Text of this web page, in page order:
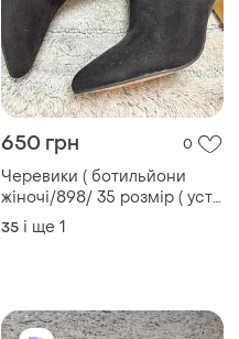
650 грн 0
Черевики ( ботильйони
жіночі/898/ 35 розмір ( уст
22 /22.5 см
35 і ще 1